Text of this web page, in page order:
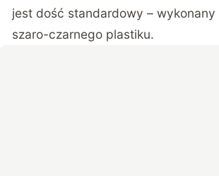
jest dość standardowy – wykonany
szaro-czarnego plastiku.